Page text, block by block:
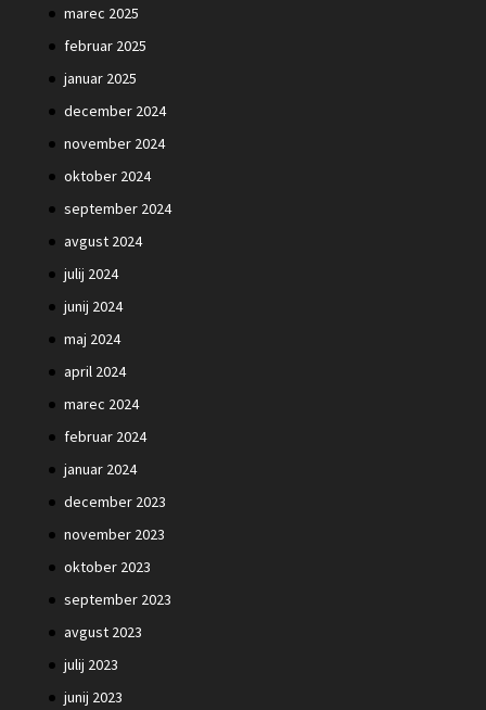
marec 2025
februar 2025
januar 2025
december 2024
november 2024
oktober 2024
september 2024
avgust 2024
julij 2024
junij 2024
maj 2024
april 2024
marec 2024
februar 2024
januar 2024
december 2023
november 2023
oktober 2023
september 2023
avgust 2023
julij 2023
junij 2023